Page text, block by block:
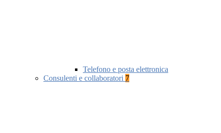
Telefono e posta elettronica
Consulenti e collaboratori 7